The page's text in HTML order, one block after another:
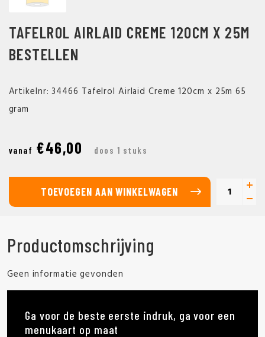
TAFELROL AIRLAID CREME 120CM X 25M
BESTELLEN
Artikelnr: 34466 Tafelrol Airlaid Creme 120cm x 25m 65
gram
vanaf €46,00 doos 1 stuks
TOEVOEGEN AAN WINKELWAGEN
Productomschrijving
Geen informatie gevonden
Ga voor de beste eerste indruk, ga voor een
menukaart op maat